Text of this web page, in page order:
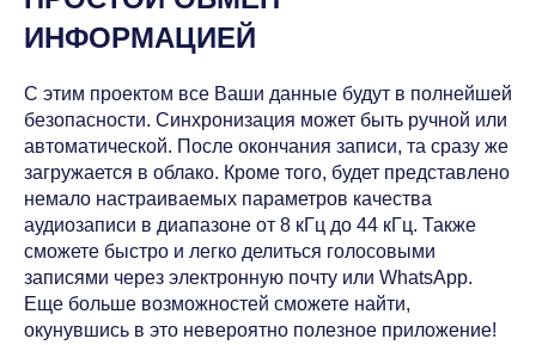
ИНФОРМАЦИЕЙ
С этим проектом все Ваши данные будут в полнейшей
безопасности. Синхронизация может быть ручной или
автоматической. После окончания записи, та сразу же
загружается в облако. Кроме того, будет представлено
немало настраиваемых параметров качества
аудиозаписи в диапазоне от 8 кГц до 44 кГц. Также
сможете быстро и легко делиться голосовыми
записями через электронную почту или WhatsApp.
Еще больше возможностей сможете найти,
окунувшись в это невероятно полезное приложение!